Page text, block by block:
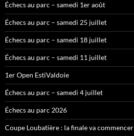
Échecs au parc – samedi 1er août
Échecs au parc – samedi 25 juillet
Échecs au parc – samedi 18 juillet
Échecs au parc – samedi 11 juillet
1er Open EstiValdoie
Échecs au parc – samedi 4 juillet
Échecs au parc 2026
Coupe Loubatière : la finale va commencer